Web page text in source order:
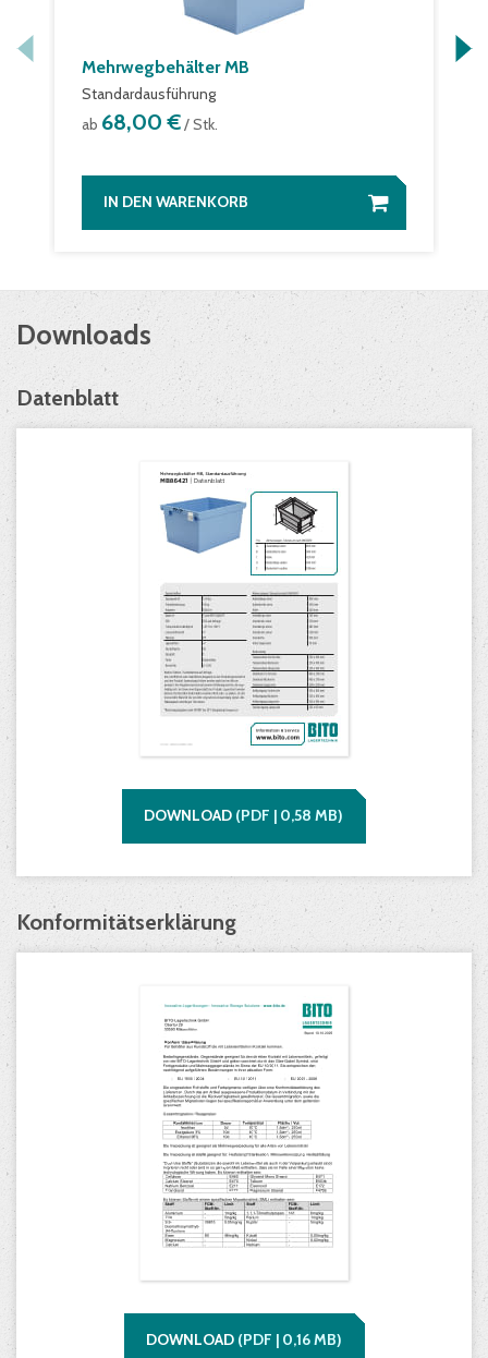
Mehrwegbehälter MB
Standardausführung
ab 68,00 €/ Stk.
IN DEN WARENKORB
Downloads
Datenblatt
DOWNLOAD (PDF | 0,58 MB)
Konformitätserklärung
DOWNLOAD (PDF | 0,16MB)